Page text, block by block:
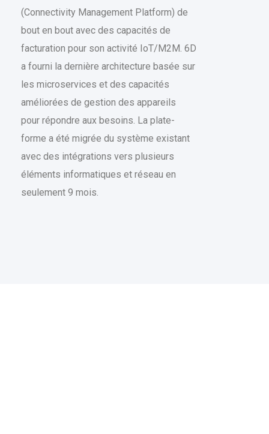
(Connectivity Management Platform) de
bout en bout avec des capacités de
facturation pour son activité IoT/M2M. 6D
a fourni la dernière architecture basée sur
les microservices et des capacités
améliorées de gestion des appareils
pour répondre aux besoins. La plate-
forme a été migrée du système existant
avec des intégrations vers plusieurs
éléments informatiques et réseau en
seulement 9 mois.